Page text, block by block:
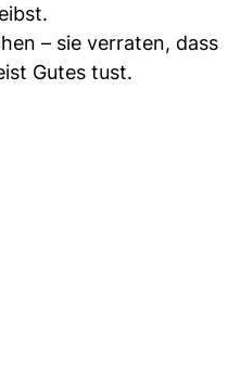
– sie verraten, dass
Gutes tust.